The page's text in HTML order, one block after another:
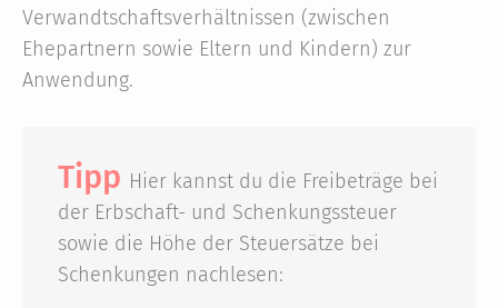
Verwandtschaftsverhältnissen (zwischen
Ehepartnern sowie Eltern und Kindern) zur
Anwendung.
Tipp Hier kannst du die Freibeträge bei
der Erbschaft- und Schenkungssteuer
sowie die Höhe der Steuersätze bei
Schenkungen nachlesen: